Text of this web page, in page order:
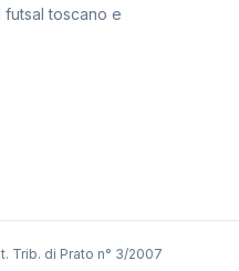
toscano e
Trib. di Prato n° 3/2007